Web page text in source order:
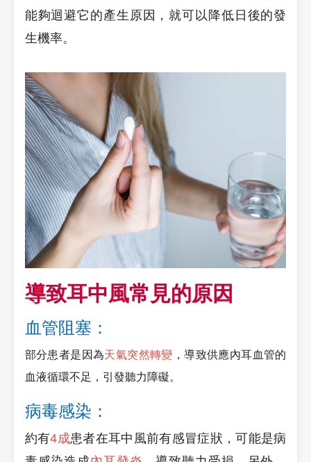
能夠迴避它的產生原因，就可以降低日後的發
生機率。
導致耳中風常見的原因
血管阻塞：
部分患者是因為天氣突然轉變 ，導致供應內耳血管的
血液循環不足，引發聽力障礙。
病毒感染：
約有4成患者在耳中風前有感冒症狀，可能是病